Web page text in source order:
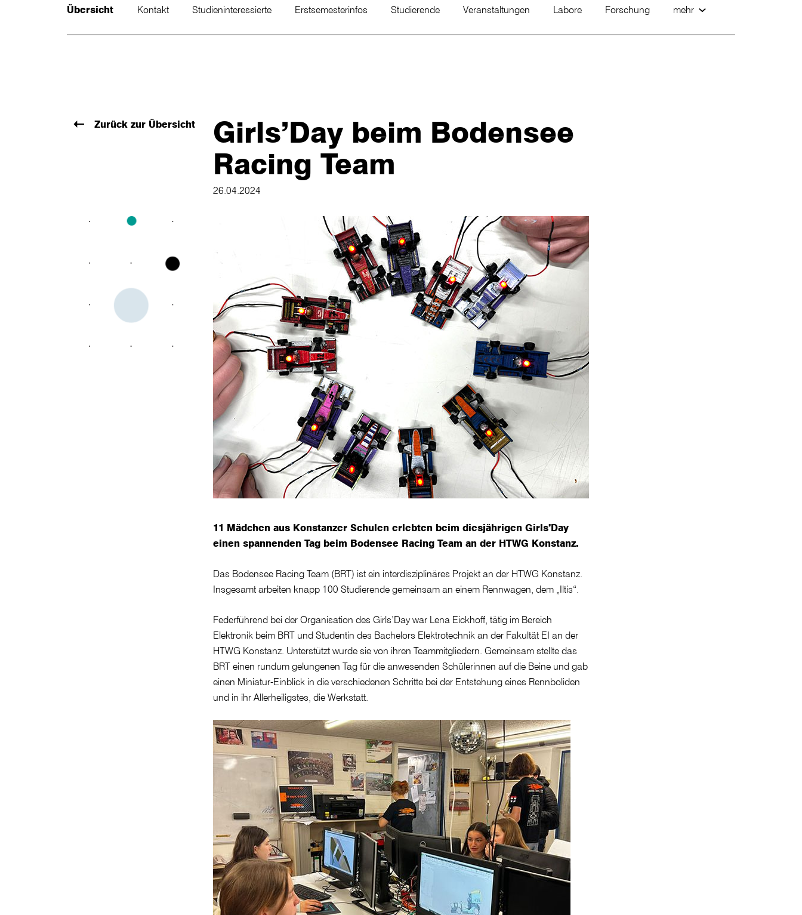
Übersicht Kontakt Studieninteressierte Erstsemesterinfos Studierende Veranstaltungen Labore Forschung mehr
Zurück zur Übersicht
Girls’Day beim Bodensee
Racing Team
26.04.2024
11 Mädchen aus Konstanzer Schulen erlebten beim diesjährigen Girls’Day
einen spannenden Tag beim Bodensee Racing Team an der HTWG Konstanz.
Das Bodensee Racing Team (BRT) ist ein interdisziplinäres Projekt an der HTWG Konstanz.
Insgesamt arbeiten knapp 100 Studierende gemeinsam an einem Rennwagen, dem „Iltis“.
Federführend bei der Organisation des Girls’Day war Lena Eickhoff, tätig im Bereich
Elektronik beim BRT und Studentin des Bachelors Elektrotechnik an der Fakultät EI an der
HTWG Konstanz. Unterstützt wurde sie von ihren Teammitgliedern. Gemeinsam stellte das
BRT einen rundum gelungenen Tag für die anwesenden Schülerinnen auf die Beine und gab
einen Miniatur-Einblick in die verschiedenen Schritte bei der Entstehung eines Rennboliden
und in ihr Allerheiligstes, die Werkstatt.